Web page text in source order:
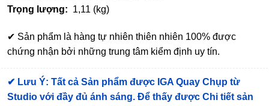
Trọng lượng: 1,11 (kg)
✔ Sản phẩm là hàng tự nhiên thiên nhiên 100% được
chứng nhận bởi những trung tâm kiểm định uy tín.
✔ Lưu Ý: Tất cả Sản phẩm được IGA Quay Chụp từ
Studio với đầy đủ ánh sáng. Để thấy được Chi tiết sản